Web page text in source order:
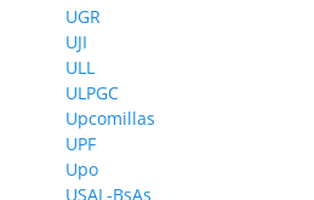
UGR
UJI
ULL
ULPGC
Upcomillas
UPF
Upo
USAL-BsAs